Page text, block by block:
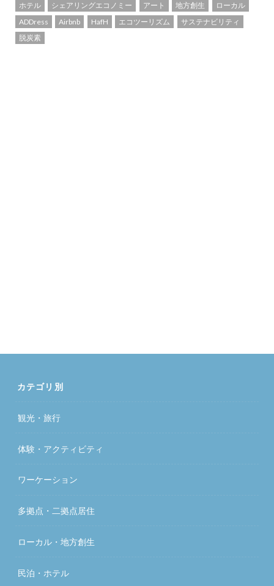
ホテル シェアリングエコノミー アート 地方創生
ローカル
ADDress
Airbnb HafH エコツーリズム
サステナビリティ
脱炭素
カテゴリ別
観光・旅行
体験・アクティビティ
ワーケーション
多拠点・二拠点居住
ローカル・地方創生
民泊・ホテル